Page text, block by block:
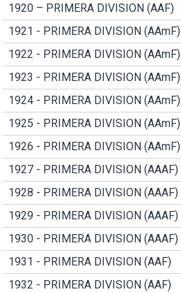
1920 – PRIMERA DIVISION (AAF)
1921 - PRIMERA DIVISION (AAmF)
1922 - PRIMERA DIVISION (AAmF)
1923 - PRIMERA DIVISION (AAmF)
1924 - PRIMERA DIVISION (AAmF)
1925 - PRIMERA DIVISION (AAmF)
1926 - PRIMERA DIVISION (AAmF)
1927 - PRIMERA DIVISION (AAAF)
1928 - PRIMERA DIVISION (AAAF)
1929 - PRIMERA DIVISION (AAAF)
1930 - PRIMERA DIVISION (AAAF)
1931 - PRIMERA DIVISION (AAF)
1932 - PRIMERA DIVISION (AAF)